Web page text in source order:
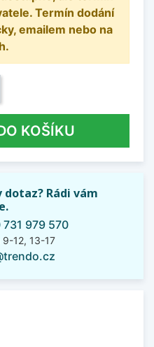
Termín dodání
emailem nebo na
KOŠÍKU
dotaz? Rádi vám
979 570
9-12, 13-17